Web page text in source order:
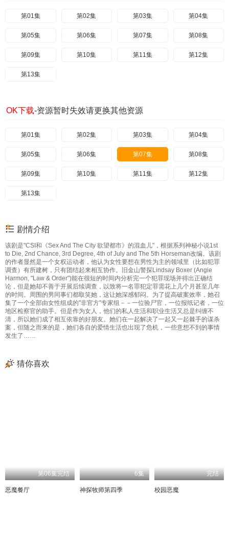
第01集 第02集 第03集 第04集
第05集 第06集 第07集 第08集
第09集 第10集 第11集 第12集
第13集
OK下载-资源暂时失效请更换其他资源
第01集 第02集 第03集 第04集
第05集 第06集 第07集 第08集
第09集 第10集 第11集 第12集
第13集
剧情介绍
该剧是"CSI和《Sex And The City 欲望都市》的混血儿"，根据系列神秘小说1st
to Die, 2nd Chance, 3rd Degree, 4th of July and The 5th Horseman改编。该剧
的作者显然是一个女权运动者，他认为女性要想在男性为主的领域里（比如犯罪
调查）有所建树，只有团结起来相互协作。旧金山警探Lindsay Boxer (Angie
Harmon, "Law & Order")能在很短的时间内分析完一个犯罪现场并得出正确结
论，但是她却不善于开展后续调查，以致将一名罪犯定罪需花上几个月甚至几年
的时间。周围的男同事们都取笑她，这让她深感郁闷。为了提高破案效率，她召
集了一个全部由女性组成的"非官方"专家组－－一位验尸官，一位报纸记者，一位
地区检察官的助手。但是作为女人，他们的私人生活和职业生活又总是纠缠不
清，所以她们成了相互依靠的好朋友。她们在一起解决了一起又一起棘手的谋杀
案，但随之而来的是，她们各自的爱情生活也出现了危机，一些意想不到的事情
发生了……
猜你喜欢
第06集完结
恶魔餐厅
6集
神探牧师第四季
完结
校园恶魔